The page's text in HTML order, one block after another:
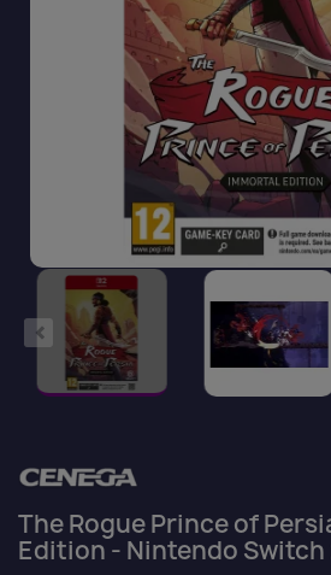
The Rogue Prince of
Edition - Nintendo Switch